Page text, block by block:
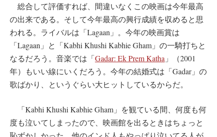
総合して評価すれば、間違いなくこの映画は今年最高
の出来である。そして今年最高の興行成績を収めると思
われる。ライバルは「Lagaan」。今年の映画賞は
「Lagaan」と「Kabhi Khushi Kabhie Gham」の一騎打ちと
なるだろう。音楽では「Gadar: Ek Prem Katha 」（2001
年）もいい線にいくだろう。今年の結婚式は「Gadar」の
歌ばかり、というぐらい大ヒットしているからだ。
「Kabhi Khushi Kabhie Gham」を観ている間、何度も何
度も泣いてしまったので、映画館を出るときはちょっと